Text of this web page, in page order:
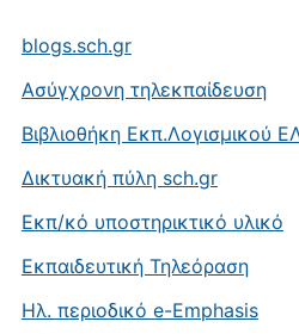
blogs.sch.gr
Ασύγχρονη τηλεκπαίδευση
Βιβλιοθήκη Εκπ.Λογισμικού
Δικτυακή πύλη sch.gr
Εκπ/κό υποστηρικτικό υλικό
Εκπαιδευτική Τηλεόραση
Ηλ. περιοδικό e-Emphasis